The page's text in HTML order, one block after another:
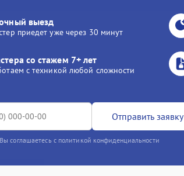
выезд
приедет уже через 30 минут
со стажем 7+ лет
с техникой любой сложности
Отправить заявку
соглашаетесь с политикой конфиденциальности